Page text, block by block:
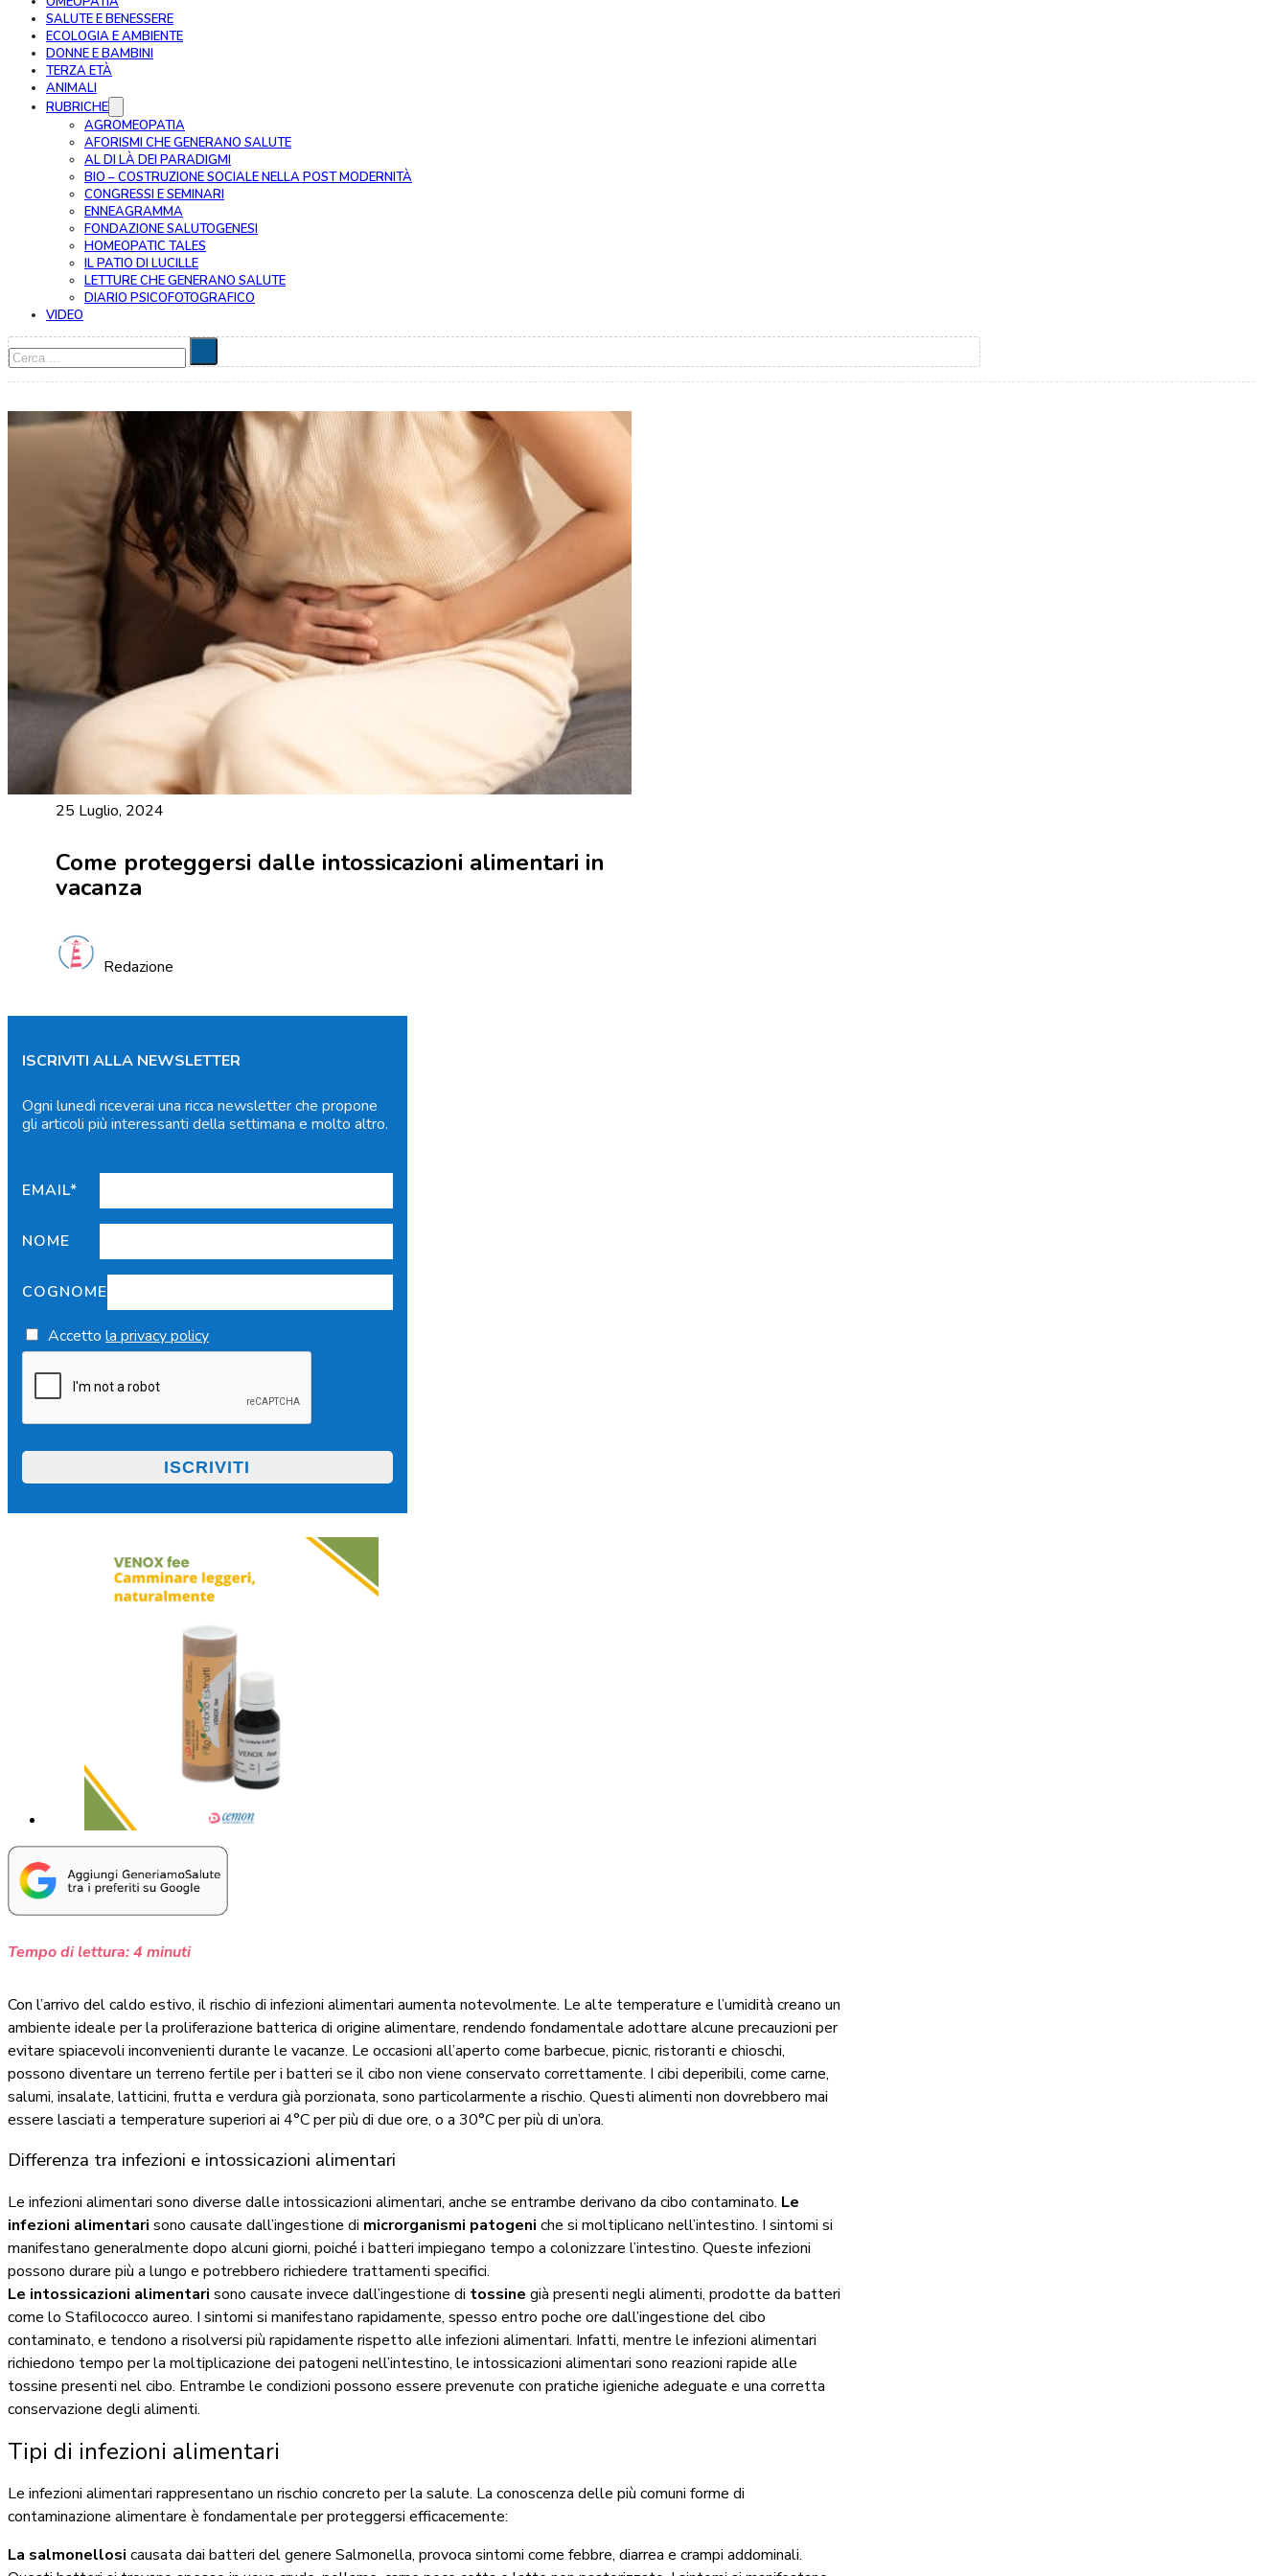
SALUTE E BENESSERE
ECOLOGIA E AMBIENTE
DONNE E BAMBINI
TERZA ETÀ
ANIMALI
RUBRICHE
AGROMEOPATIA
AFORISMI CHE GENERANO SALUTE
AL DI LÀ DEI PARADIGMI
BIO – COSTRUZIONE SOCIALE NELLA POST MODERNITÀ
CONGRESSI E SEMINARI
ENNEAGRAMMA
FONDAZIONE SALUTOGENESI
HOMEOPATIC TALES
IL PATIO DI LUCILLE
LETTURE CHE GENERANO SALUTE
DIARIO PSICOFOTOGRAFICO
VIDEO
Cerca
25 Luglio, 2024
Come proteggersi dalle intossicazioni alimentari in
vacanza
Redazione
ISCRIVITI ALLA NEWSLETTER
Ogni lunedì riceverai una ricca newsletter che propone
gli articoli più interessanti della settimana e molto altro.
EMAIL*
NOME
COGNOME
Accetto la privacy policy
Tempo di lettura:4 minuti
Con l’arrivo del caldo estivo, il rischio di infezioni alimentari aumenta notevolmente. Le alte temperature e l’umidità creano un
ambiente ideale per la proliferazione batterica di origine alimentare, rendendo fondamentale adottare alcune precauzioni per
evitare spiacevoli inconvenienti durante le vacanze. Le occasioni all’aperto come barbecue, picnic, ristoranti e chioschi,
possono diventare un terreno fertile per i batteri se il cibo non viene conservato correttamente. I cibi deperibili, come carne,
salumi, insalate, latticini, frutta e verdura già porzionata, sono particolarmente a rischio. Questi alimenti non dovrebbero mai
essere lasciati a temperature superiori ai 4°C per più di due ore, o a 30°C per più di un’ora.
Differenza tra infezioni e intossicazioni alimentari
Le infezioni alimentari sono diverse dalle intossicazioni alimentari, anche se entrambe derivano da cibo contaminato. Le
infezioni alimentari sono causate dall’ingestione di microrganismi patogeni che si moltiplicano nell’intestino. I sintomi si
manifestano generalmente dopo alcuni giorni, poiché i batteri impiegano tempo a colonizzare l’intestino. Queste infezioni
possono durare più a lungo e potrebbero richiedere trattamenti specifici.
Le intossicazioni alimentari sono causate invece dall’ingestione di tossine già presenti negli alimenti, prodotte da batteri
come lo Stafilococco aureo. I sintomi si manifestano rapidamente, spesso entro poche ore dall’ingestione del cibo
contaminato, e tendono a risolversi più rapidamente rispetto alle infezioni alimentari. Infatti, mentre le infezioni alimentari
richiedono tempo per la moltiplicazione dei patogeni nell’intestino, le intossicazioni alimentari sono reazioni rapide alle
tossine presenti nel cibo. Entrambe le condizioni possono essere prevenute con pratiche igieniche adeguate e una corretta
conservazione degli alimenti.
Tipi di infezioni alimentari
Le infezioni alimentari rappresentano un rischio concreto per la salute. La conoscenza delle più comuni forme di
contaminazione alimentare è fondamentale per proteggersi efficacemente:
La salmonellosi causata dai batteri del genere Salmonella, provoca sintomi come febbre, diarrea e crampi addominali.